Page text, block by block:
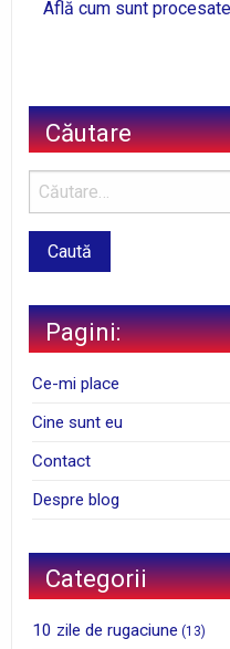
Află cum sunt
Căutare
Pagini:
Ce-mi place
Cine sunt eu
Contact
Despre blog
Categorii
10 zile de rugaciune (13)